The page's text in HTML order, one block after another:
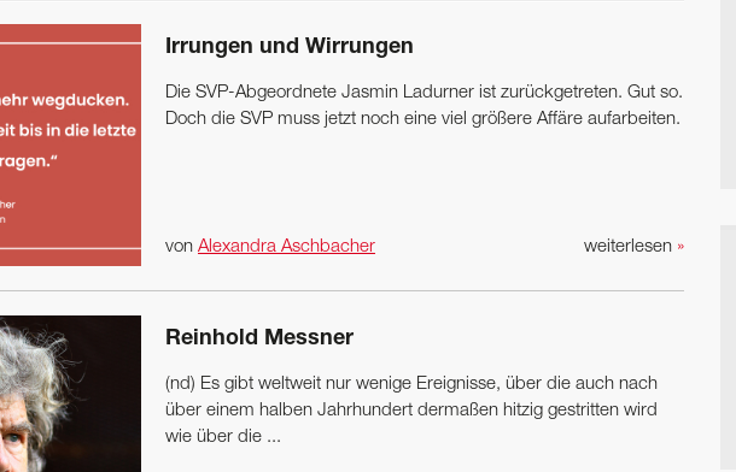
Irrungen und Wirrungen
Die SVP-Abgeordnete Jasmin Ladurner ist zurückgetreten. Gut so.
Doch die SVP muss jetzt noch eine viel größere Affäre aufarbeiten.
weiterlesen »
von Alexandra Aschbacher
Reinhold Messner
(nd) Es gibt weltweit nur wenige Ereignisse, über die auch nach
über einem halben Jahrhundert dermaßen hitzig gestritten wird
wie über die ...